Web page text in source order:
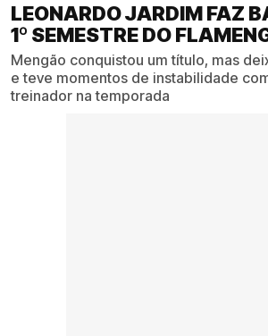
LEONARDO JARDIM FAZ
1º SEMESTRE DO
Mengão conquistou um título, mas
e teve momentos de instabilidade
treinador na temporada